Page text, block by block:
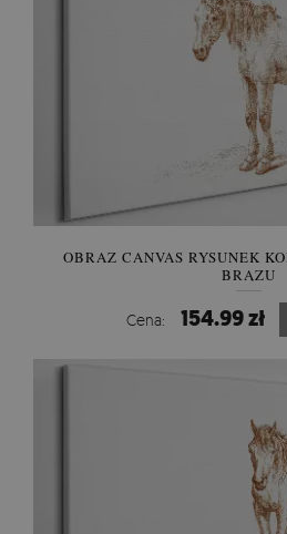
OBRAZ CANVAS RYSUNEK
BRĄZU
Cena: 154.99 zł